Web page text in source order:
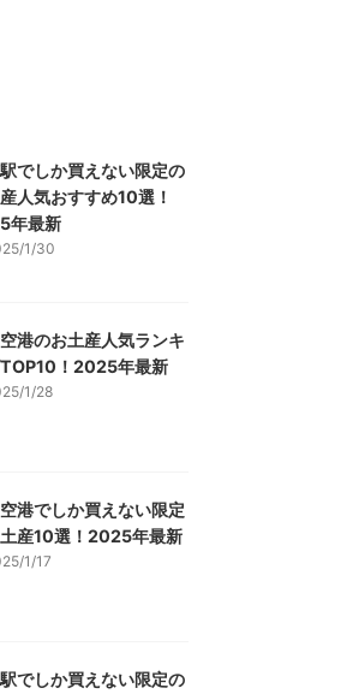
でしか買えない限定の
人気おすすめ10選！
年最新
1/30
港のお土産人気ランキ
！2025年最新
1/28
港でしか買えない限定
産10選！2025年最新
1/17
でしか買えない限定の